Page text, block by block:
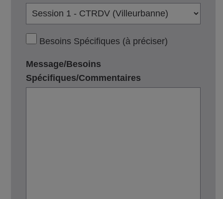
Besoins Spécifiques (à préciser)
Message/Besoins
Spécifiques/Commentaires